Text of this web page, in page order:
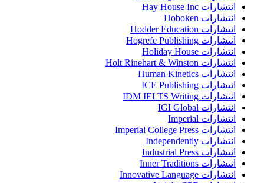
انتشارات Hay House Inc
انتشارات Hoboken
انتشارات Hodder Education
انتشارات Hogrefe Publishing
انتشارات Holiday House
انتشارات Holt Rinehart & Winston
انتشارات Human Kinetics
انتشارات ICE Publishing
انتشارات IDM IELTS Writing
انتشارات IGI Global
انتشارات Imperial
انتشارات Imperial College Press
انتشارات Independently
انتشارات Industrial Press
انتشارات Inner Traditions
انتشارات Innovative Language